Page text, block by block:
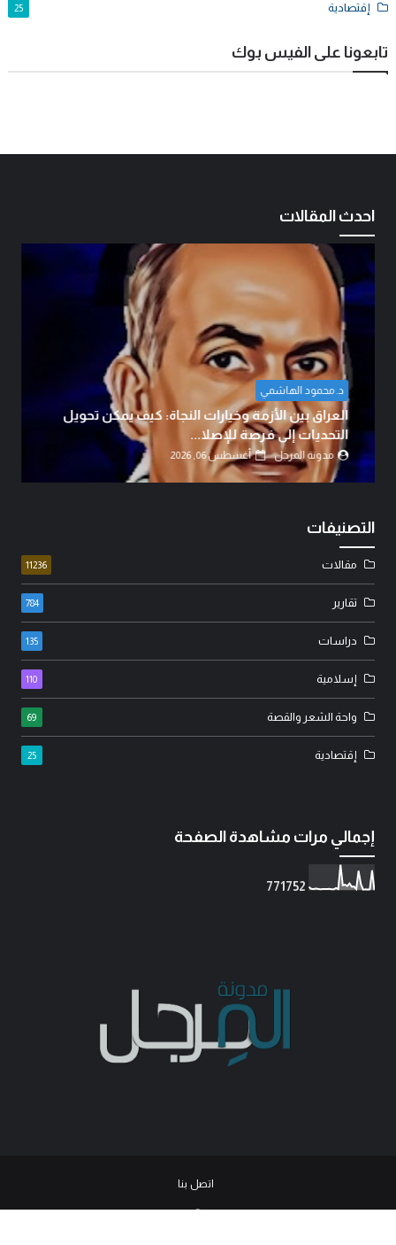
إقتصادية 25
تابعونا على الفيس بوك
احدث المقالات
ضياء ابو معارج الدراجي
الوطنجية… عندما يُستغل علم العراق لإثارة الفتنة..!
مدونة المرجل أغسطس 06, 2026
التصنيفات
مقالات 11236
تقارير 784
دراسات 135
إسلامية 110
واحة الشعر والقصة 69
إقتصادية 25
إجمالي مرات مشاهدة الصفحة
771752
اتصل بنا